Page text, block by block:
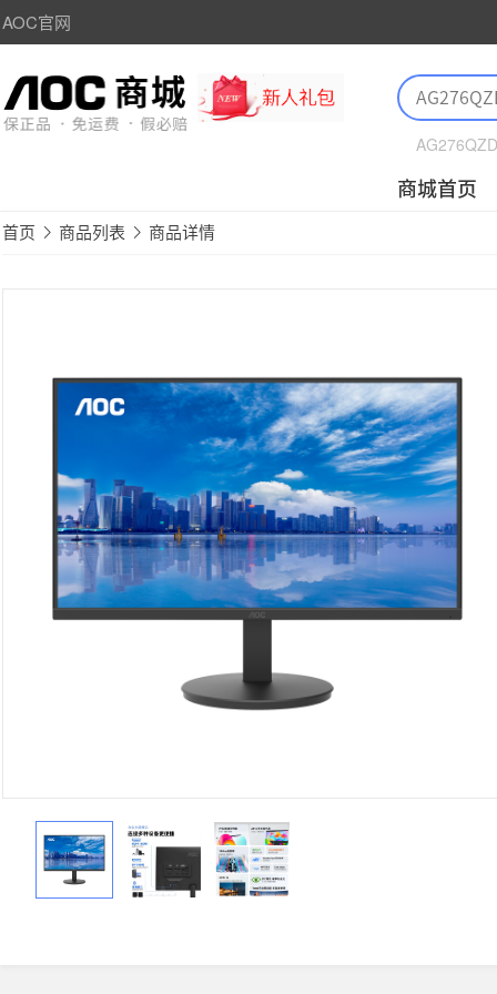
AOC官网
AG276QZD
商城首页
首页 商品列表 商品详情